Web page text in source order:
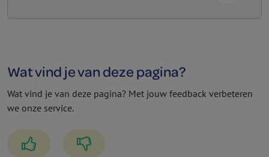
Wat vind je van deze pagina?
Wat vind je van deze pagina? Met jouw feedback verbeteren
we onze service.